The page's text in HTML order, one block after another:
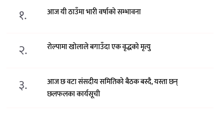
१. आज यी ठाउँमा भारी वर्षाको सम्भावना
२. रोल्पामा खोलाले बगाउँदा एक वृद्धको मृत्यु
३.
आज छ वटा संसदीय समितिको बैठक बस्दै, यस्ता छन्
छलफलका कार्यसूची